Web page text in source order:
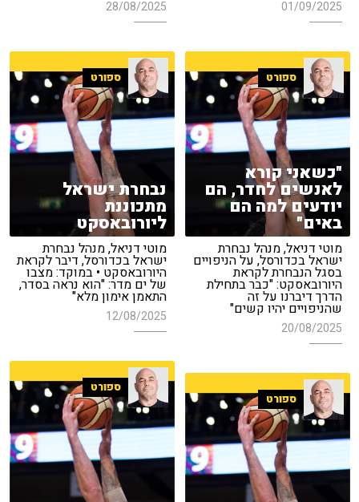
01/09/2025
28/08/2025
ספורט
"כשאני קורא
לאנשים לחדר, הם
יודעים למה הם
באים"
מוטי דניאל, מנהל נבחרת
ישראל בכדורסל, על הניפויים
בסגל הנבחרת לקראת
היורובאסקט: "כבר בתחילת
הדרך דיברנו על זה
שהניפויים יהיו קשים"
20/08/2025
ספורט
נבחרת ישראל
מתכוננת
ליורובאסקט
מוטי דניאל, מנהל נבחרת
ישראל בכדורסל, דיבר לקראת
היורובאסקט • במוקד: מצבו
של ים מדר: "הוא נראה בסדר,
התאמן אימון מלא"
12/08/2025
ספורט
ספורט